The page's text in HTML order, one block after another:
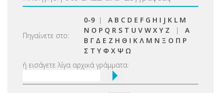
Πηγαίνετε στο:
0-9 | A B C D E F G H I J K L M
N O P Q R S T U V W X Y Z | Α
Β Γ Δ Ε Ζ Η Θ Ι Κ Λ Μ Ν Ξ Ο Π Ρ
Σ Τ Υ Φ Χ Ψ Ω
ή εισάγετε λίγα αρχικά γράμματα: